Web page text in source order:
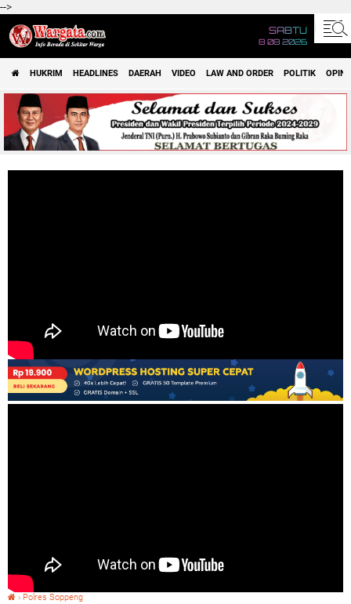
-->
SABTU
8 08 2026
HUKRIM HEADLINES DAERAH VIDEO LAW AND ORDER POLITIK OPINI
› Polres Soppeng